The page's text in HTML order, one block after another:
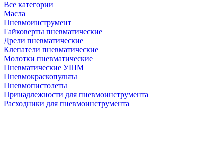
Все категории
Масла
Пневмоинструмент
Гайковерты пневматические
Дрели пневматические
Клепатели пневматические
Молотки пневматические
Пневматические УШМ
Пневмокраскопульты
Пневмопистолеты
Принадлежности для пневмоинструмента
Расходники для пневмоинструмента